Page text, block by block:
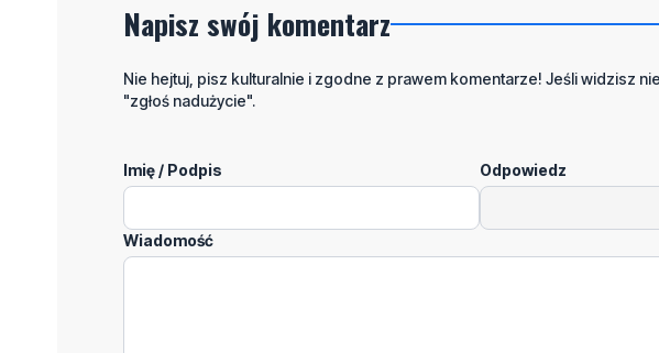
Napisz swój komentarz
Nie hejtuj, pisz kulturalnie i zgodne z prawem komentarze! Jeśli widzisz
"zgłoś nadużycie".
Imię / Podpis Odpowiedz
Wiadomość